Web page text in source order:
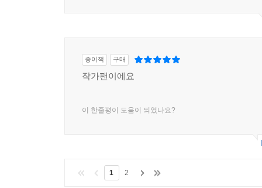
종이책 구매
작가팬이에요
이 한줄평이 도움이 되었나요?
1 2